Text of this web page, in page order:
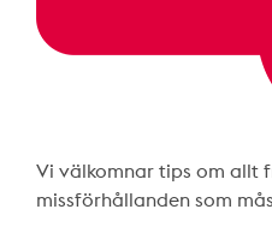
Vi välkomnar tips om allt
missförhållanden som